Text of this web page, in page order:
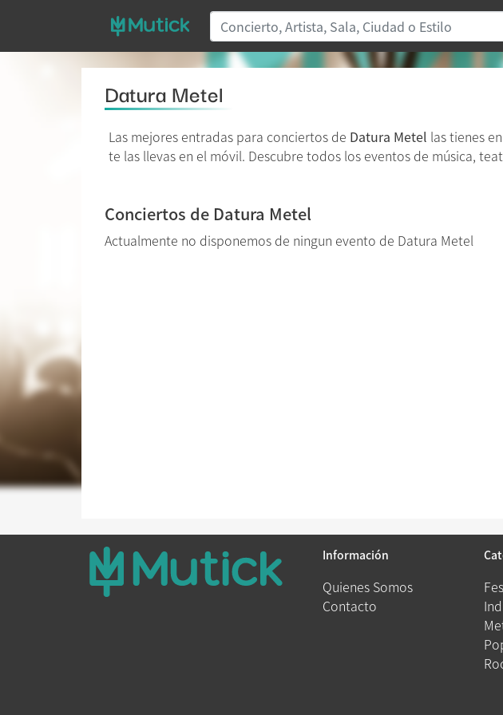
Datura Metel
Las mejores entradas para conciertos de Datura Metel las tienes
te las llevas en el móvil. Descubre todos los eventos de música,
Conciertos de Datura Metel
Actualmente no disponemos de ningun evento de Datura Metel
Información
Quienes Somos
Contacto